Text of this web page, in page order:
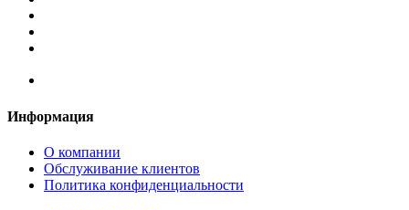
Информация
О компании
Обслуживание клиентов
Политика конфиденциальности